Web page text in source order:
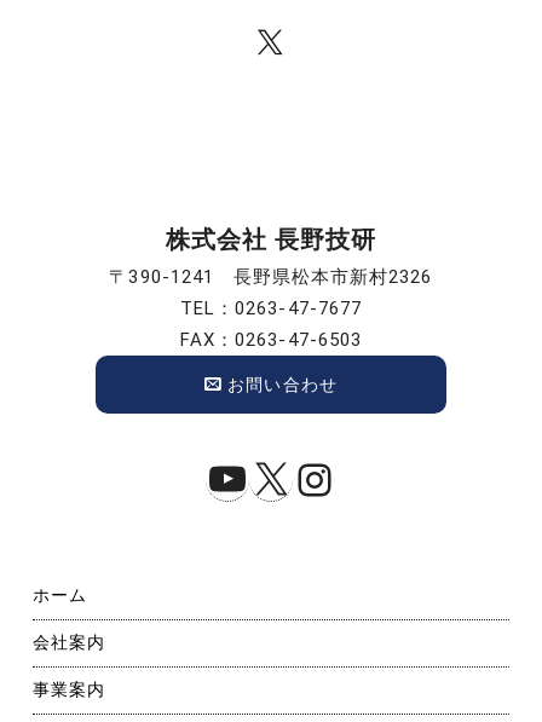
株式会社 長野技研
〒390-1241 長野県松本市新村2326
TEL：0263-47-7677
FAX：0263-47-6503
お問い合わせ
YouTube
X Instagram
ホーム
会社案内
事業案内